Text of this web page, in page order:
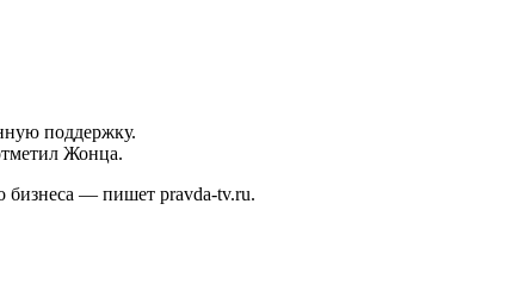
поддержку.
Жонца.
бизнеса — пишет pravda-tv.ru.